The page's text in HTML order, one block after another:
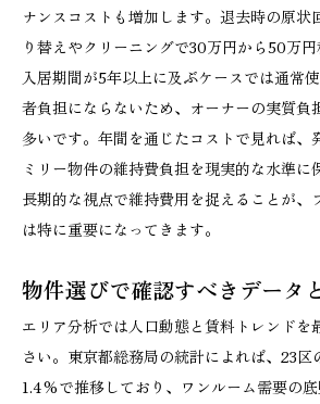
ナンスコストも増加します。退去時の原状
り替えやクリーニングで30万円から50万円
入居期間が5年以上に及ぶケースでは通常
者負担にならないため、オーナーの実質負
多いです。年間を通じたコストで見れば、
ミリー物件の維持費負担を現実的な水準に
長期的な視点で維持費用を捉えることが、
は特に重要になってきます。
物件選びで確認すべきデータ
エリア分析では人口動態と賃料トレンドを
さい。東京都総務局の統計によれば、23
1.4%で推移しており、ワンルーム需要の